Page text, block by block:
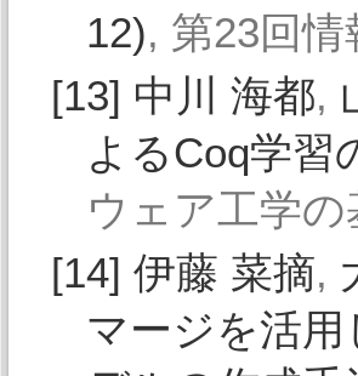
12), 第23回
[13] 中川 海都,
よるCoq学習
ウェア工学
[14] 伊藤 菜摘,
マージを活